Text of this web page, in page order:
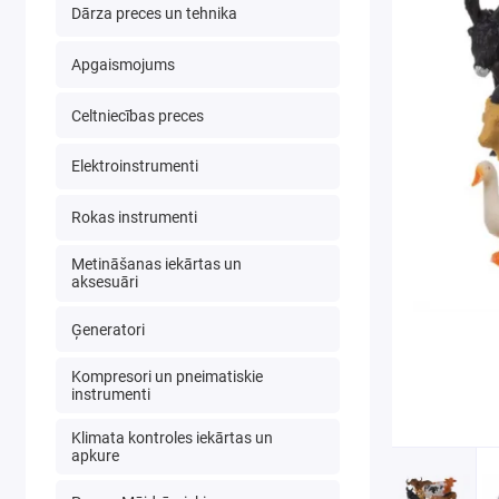
Dārza preces un tehnika
Apgaismojums
Celtniecības preces
Elektroinstrumenti
Rokas instrumenti
Metināšanas iekārtas un
aksesuāri
Ģeneratori
Kompresori un pneimatiskie
instrumenti
Klimata kontroles iekārtas un
apkure